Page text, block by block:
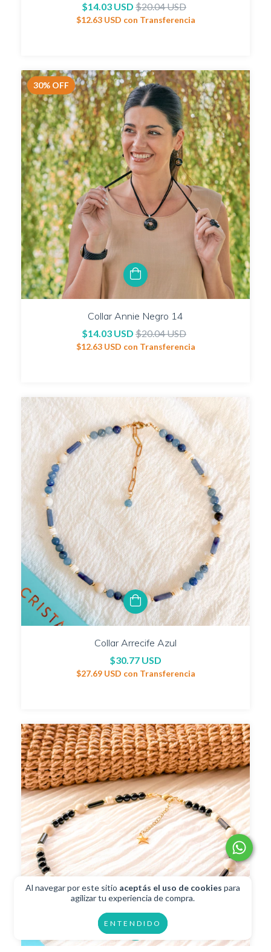
Al navegar por este sitio aceptás el uso de cookies para
agilizar tu experiencia de compra.
ENTENDIDO
$14.03 USD $20.04 USD
$12.63 USD con Transferencia
30% OFF
Collar Annie Negro 14
$14.03 USD $20.04 USD
$12.63 USD con Transferencia
Collar Arrecife Azul
$30.77 USD
$27.69 USD con Transferencia